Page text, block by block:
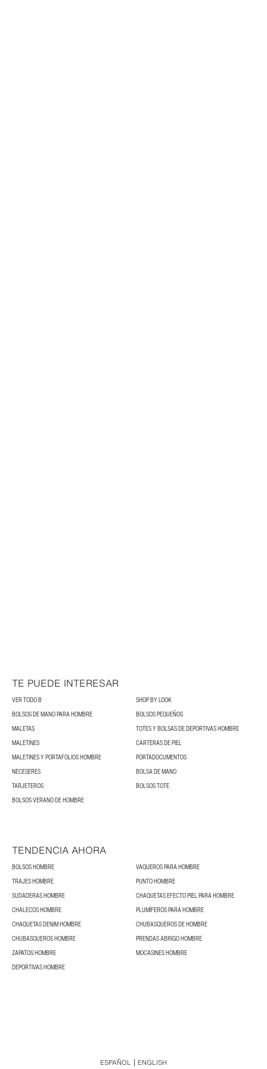
TE PUEDE INTERESAR
VER TODO B
SHOP BY LOOK
BOLSOS DE MANO PARA HOMBRE
BOLSOS PEQUEÑOS
MALETAS
TOTES Y BOLSAS DE DEPORTIVAS HOMBRE
MALETINES
CARTERAS DE PIEL
MALETINES Y PORTAFOLIOS HOMBRE
PORTADOCUMENTOS
NECESERES
BOLSA DE MANO
TARJETEROS
BOLSOS TOTE
BOLSOS VERANO DE HOMBRE
TENDENCIA AHORA
BOLSOS HOMBRE
VAQUEROS PARA HOMBRE
TRAJES HOMBRE
PUNTO HOMBRE
SUDADERAS HOMBRE
CHAQUETAS EFECTO PIEL PARA HOMBRE
CHALECOS HOMBRE
PLUMÍFEROS PARA HOMBRE
CHAQUETAS DENIM HOMBRE
CHUBASQUEROS DE HOMBRE
CHUBASQUEROS HOMBRE
PRENDAS ABRIGO HOMBRE
ZAPATOS HOMBRE
MOCASINES HOMBRE
DEPORTIVAS HOMBRE
ESPAÑOL ENGLISH